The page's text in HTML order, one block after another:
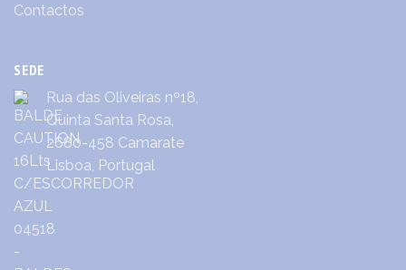
Contactos
SEDE
Rua das Oliveiras nº18,
Quinta Santa Rosa,
2680-458 Camarate
Lisboa, Portugal